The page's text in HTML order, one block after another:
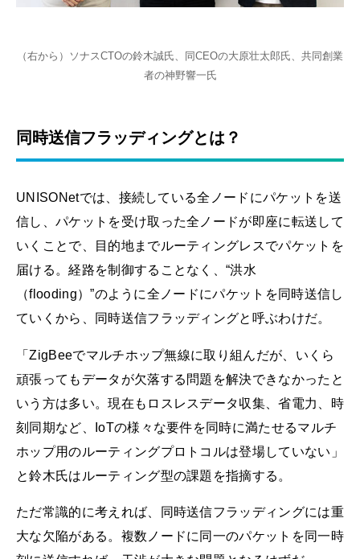
（右から）ソナスCTOの鈴木誠氏、同CEOの大原壮太郎氏、共同創業
者の神野響一氏
同時送信フラッディングとは？
UNISONetでは、接続している全ノードにパケットを送
信し、パケットを受け取った全ノードが即座に転送して
いくことで、目的地までルーティングレスでパケットを
届ける。経路を制御することなく、“洪水
（flooding）”のように全ノードにパケットを同時送信し
ていくから、同時送信フラッディングと呼ぶわけだ。
「ZigBeeでマルチホップ無線に取り組んだが、いくら
頑張ってもデータが欠落する問題を解決できなかったと
いう方は多い。現在もロスレスデータ収集、省電力、時
刻同期など、IoTの様々な要件を同時に満たせるマルチ
ホップ用のルーティングプロトコルは登場していない」
と鈴木氏はルーティング型の課題を指摘する。
ただ常識的に考えれば、同時送信フラッディングには重
大な欠陥がある。複数ノードに同一のパケットを同一時